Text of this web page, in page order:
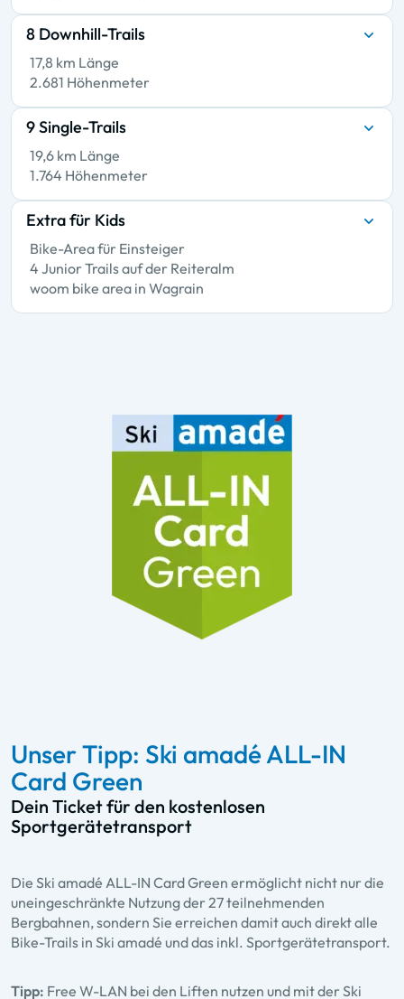
8 Downhill-Trails
17,8 km Länge
2.681 Höhenmeter
9 Single-Trails
19,6 km Länge
1.764 Höhenmeter
Extra für Kids
Bike-Area für Einsteiger
4 Junior Trails auf der Reiteralm
woom bike area in Wagrain
Unser Tipp: Ski amadé ALL-IN
Card Green
Dein Ticket für den kostenlosen
Sportgerätetransport
Die Ski amadé ALL-IN Card Green ermöglicht nicht nur die
uneingeschränkte Nutzung der 27 teilnehmenden
Bergbahnen, sondern Sie erreichen damit auch direkt alle
Bike-Trails in Ski amadé und das inkl. Sportgerätetransport.
Tipp: Free W-LAN bei den Liften nutzen und mit der Ski